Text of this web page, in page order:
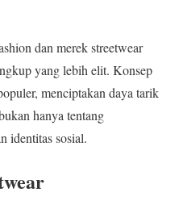
dan merek streetwear
yang lebih elit. Konsep
menciptakan daya tarik
hanya tentang
identitas sosial.